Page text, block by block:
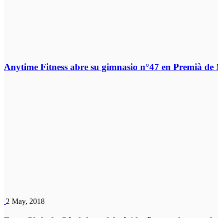
Anytime Fitness abre su gimnasio n°47 en Premià de
2 May, 2018